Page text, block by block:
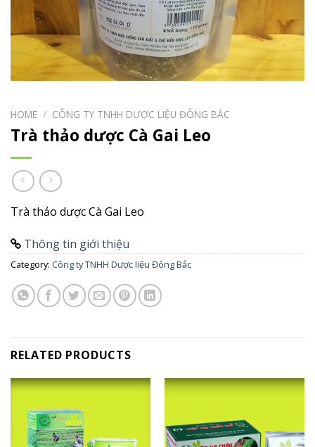
HOME / CÔNG TY TNHH DƯỢC LIỆU ĐÔNG BẮC
Trà thảo dược Cà Gai Leo
Trà thảo dược Cà Gai Leo
Thông tin giới thiệu
Category: Công ty TNHH Dược liệu Đông Bắc
RELATED PRODUCTS